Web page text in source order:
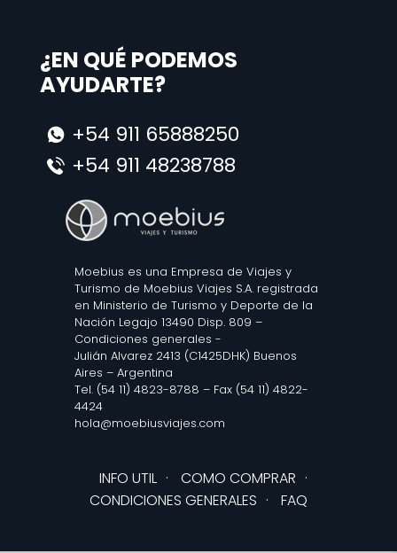
¿EN QUÉ PODEMOS
AYUDARTE?
+54 911 65888250
+54 911 48238788
Moebius es una Empresa de Viajes y
Turismo de Moebius Viajes S.A. registrada
en Ministerio de Turismo y Deporte de la
Nación Legajo 13490 Disp. 809 –
Condiciones generales -
Julián Alvarez 2413 (C1425DHK) Buenos
Aires – Argentina
Tel. (54 11) 4823-8788 – Fax (54 11) 4822-
4424
hola@moebiusviajes.com
INFO UTIL · COMO COMPRAR ·
CONDICIONES GENERALES · FAQ